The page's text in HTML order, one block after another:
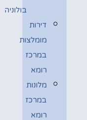
בולוניה
דירות
מומלצות
במרכז
רומא
מלונות
במרכז
רומא